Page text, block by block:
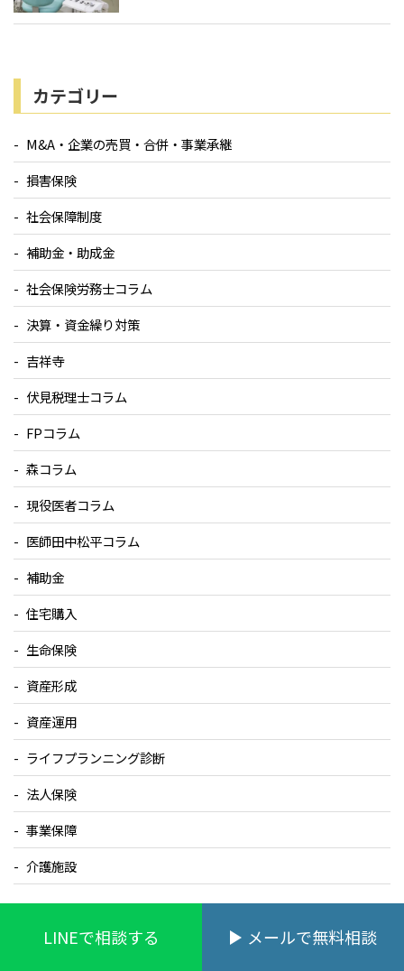
カテゴリー
M&A・企業の売買・合併・事業承継
損害保険
社会保障制度
補助金・助成金
社会保険労務士コラム
決算・資金繰り対策
吉祥寺
伏見税理士コラム
FPコラム
森コラム
現役医者コラム
医師田中松平コラム
補助金
住宅購入
生命保険
資産形成
資産運用
ライフプランニング診断
法人保険
事業保障
介護施設
LINEで相談する メールで無料相談